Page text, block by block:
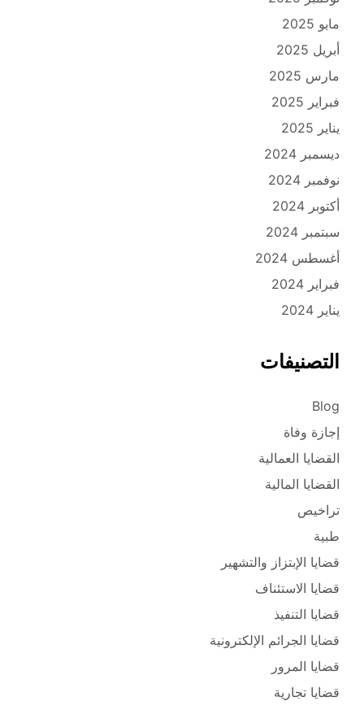
مايو 2025
أبريل 2025
مارس 2025
فبراير 2025
يناير 2025
ديسمبر 2024
نوفمبر 2024
أكتوبر 2024
سبتمبر 2024
أغسطس 2024
فبراير 2024
يناير 2024
التصنيفات
Blog
إجازة وفاة
القضايا العمالية
القضايا المالية
تراخيص
طبية
قضايا الإبتزاز والتشهير
قضايا الاستئناف
قضايا التنفيذ
قضايا الجرائم الإلكترونية
قضايا المرور
قضايا تجارية